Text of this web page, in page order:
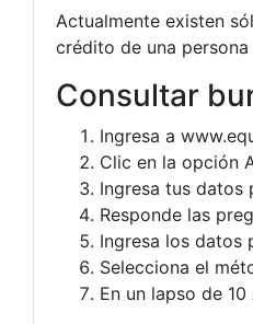
Actualmente existen
crédito de una
Consultar
Ingresa a
Clic en la opción
Ingresa tus datos
Responde las
Ingresa los datos
Selecciona el
En un lapso de